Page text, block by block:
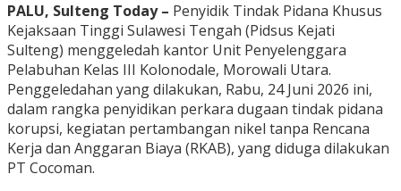
PALU, Sulteng Today – Penyidik Tindak Pidana Khusus
Kejaksaan Tinggi Sulawesi Tengah (Pidsus Kejati
Sulteng) menggeledah kantor Unit Penyelenggara
Pelabuhan Kelas III Kolonodale, Morowali Utara.
Penggeledahan yang dilakukan, Rabu, 24 Juni 2026 ini,
dalam rangka penyidikan perkara dugaan tindak pidana
korupsi, kegiatan pertambangan nikel tanpa Rencana
Kerja dan Anggaran Biaya (RKAB), yang diduga dilakukan
PT Cocoman.